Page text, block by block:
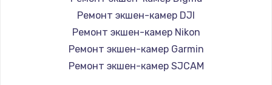
Заказать
Замена конфорки
Ремонт экшен-камер DJI
Ремонт экшен-камер Nikon
Ремонт экшен-камер Garmin
Ремонт экшен-камер SJCAM